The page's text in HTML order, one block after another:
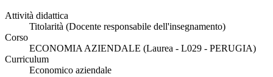
Attività didattica
Titolarità (Docente responsabile dell'insegnamento)
Corso
ECONOMIA AZIENDALE (Laurea - L029 - PERUGIA)
Curriculum
Economico aziendale